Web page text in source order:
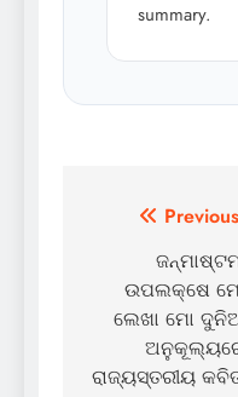
summary.
Post
navigation
ଉପଲକ୍ଷେ
ଲେଖା ମୋ
ରାଜ୍ୟସ୍ତରୀୟ